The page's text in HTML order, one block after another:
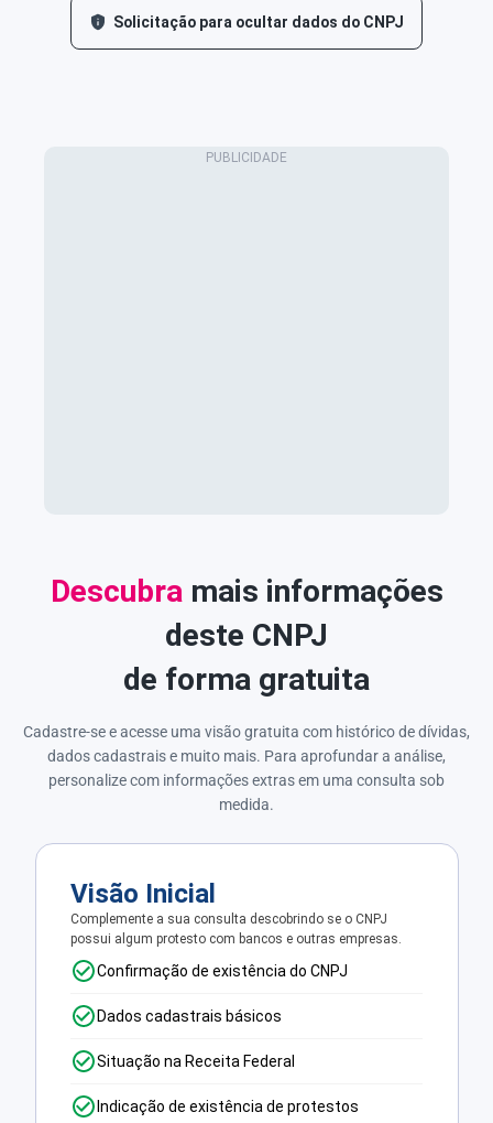
Solicitação para ocultar dados do CNPJ
Descubra mais informações
deste CNPJ
de forma gratuita
Cadastre-se e acesse uma visão gratuita com histórico de dívidas,
dados cadastrais e muito mais. Para aprofundar a análise,
personalize com informações extras em uma consulta sob
medida.
Visão Inicial
Complemente a sua consulta descobrindo se o CNPJ
possui algum protesto com bancos e outras empresas.
Confirmação de existência do CNPJ
Dados cadastrais básicos
Situação na Receita Federal
Indicação de existência de protestos